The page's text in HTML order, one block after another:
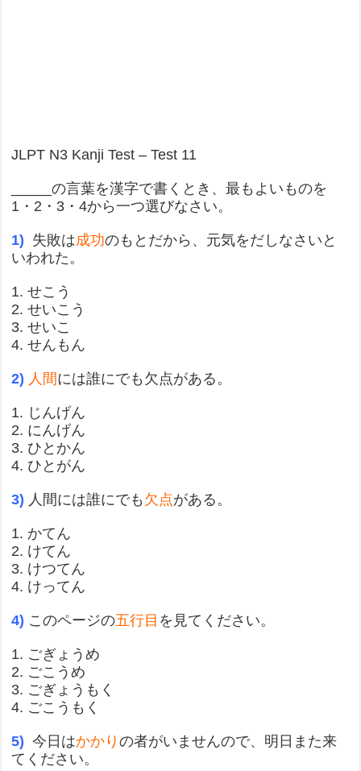
JLPT N3 Kanji Test – Test 11
_____の言葉を漢字で書くとき、最もよいものを
1・2・3・4から一つ選びなさい。
1) 失敗は成功のもとだから、元気をだしなさいと
いわれた。
1. せこう
2. せいこう
3. せいこ
4. せんもん
2) 人間には誰にでも欠点がある。
1. じんげん
2. にんげん
3. ひとかん
4. ひとがん
3) 人間には誰にでも 欠点がある。
1. かてん
2. けてん
3. けつてん
4. けってん
4) このページの五行目 を見てください。
1. ごぎょうめ
2. ごこうめ
3. ごぎょうもく
4. ごこうもく
5) 今日はかかりの者がいませんので、明日また来
てください。